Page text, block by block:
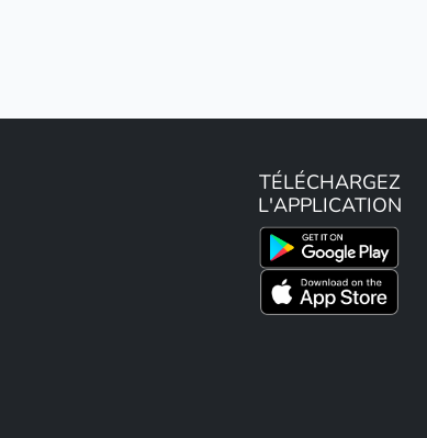
TÉLÉCHARGEZ
L'APPLICATION